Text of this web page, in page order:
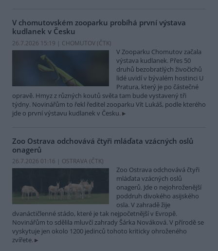
V chomutovském zooparku probíhá první výstava
kudlanek v Česku
26.7.2026 15:19 | CHOMUTOV (ČTK)
V Zooparku Chomutov začala
výstava kudlanek. Přes 50
druhů bezobratlých živočichů
lidé uvidí v bývalém hostinci U
Pratura, který je po částečné
opravě. Hmyz z různých koutů světa tam bude vystavený tři
týdny. Novinářům to řekl ředitel zooparku Vít Lukáš, podle kterého
jde o první výstavu kudlanek v Česku.
Zoo Ostrava odchovává čtyři mláďata vzácných oslů
onagerů
26.7.2026 01:16 | OSTRAVA (ČTK)
Zoo Ostrava odchovává čtyři
mláďata vzácných oslů
onagerů. Jde o nejohroženější
poddruh divokého asijského
osla. V zahradě žije
dvanáctičlenné stádo, které je tak nejpočetnější v Evropě.
Novinářům to sdělila mluvčí zahrady Šárka Nováková. V přírodě se
vyskytuje jen okolo 1200 jedinců tohoto kriticky ohroženého
zvířete.